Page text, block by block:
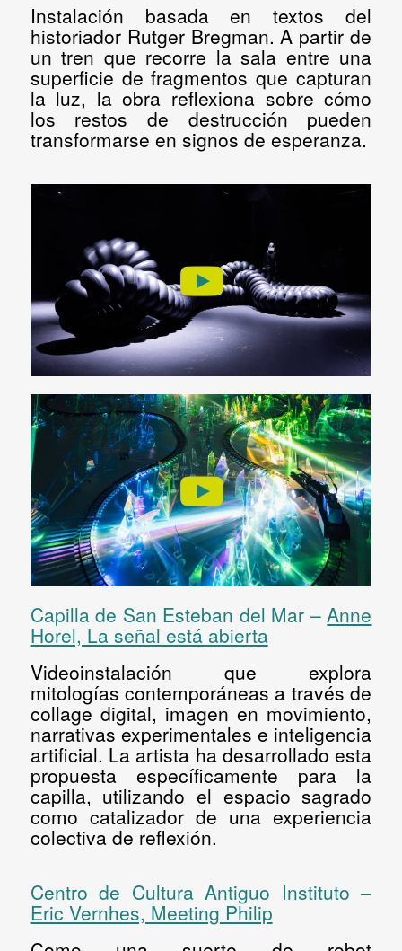
Instalación basada en textos del
historiador Rutger Bregman. A partir de
un tren que recorre la sala entre una
superficie de fragmentos que capturan
la luz, la obra reflexiona sobre cómo
los restos de destrucción pueden
transformarse en signos de esperanza.
Capilla de San Esteban del Mar –Anne
Horel, La señal está abierta
Videoinstalación que explora
mitologías contemporáneas a través de
collage digital, imagen en movimiento,
narrativas experimentales e inteligencia
artificial. La artista ha desarrollado esta
propuesta específicamente para la
capilla, utilizando el espacio sagrado
como catalizador de una experiencia
colectiva de reflexión.
Centro de Cultura Antiguo Instituto –
Eric Vernhes, Meeting Philip